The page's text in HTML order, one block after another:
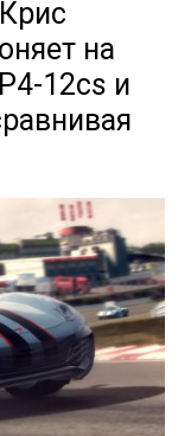
на
12cs и